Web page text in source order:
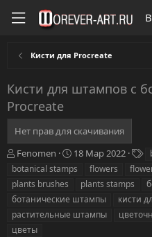
Кисти для Procreate
Кисти для штампов с
Procreate
Нет прав для скачивания
А
в
т
о
р
Fenomen
Д
а
с
о
18 Мар 2022
е
г
и
botanical stamps
flowers
plants brushes
plants stamps
ботанические штампы
кисти
растительные штампы
цветы